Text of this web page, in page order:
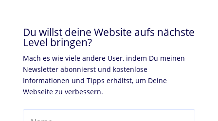
Du willst deine Website aufs nächste
Level bringen?
Mach es wie viele andere User, indem Du meinen
Newsletter abonnierst und kostenlose
Informationen und Tipps erhältst, um Deine
Webseite zu verbessern.